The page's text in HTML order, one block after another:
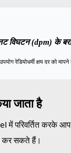
विघटन (dpm) के
रेडियोधर्मी क्षय दर को
जाता है
करके आप
कर सकते हैं।